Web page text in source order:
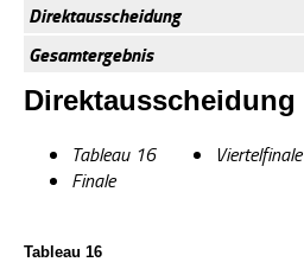
Direktausscheidung
Gesamtergebnis
Direktausscheidung
Tableau 16 Viertelfinale
Finale
Tableau 16